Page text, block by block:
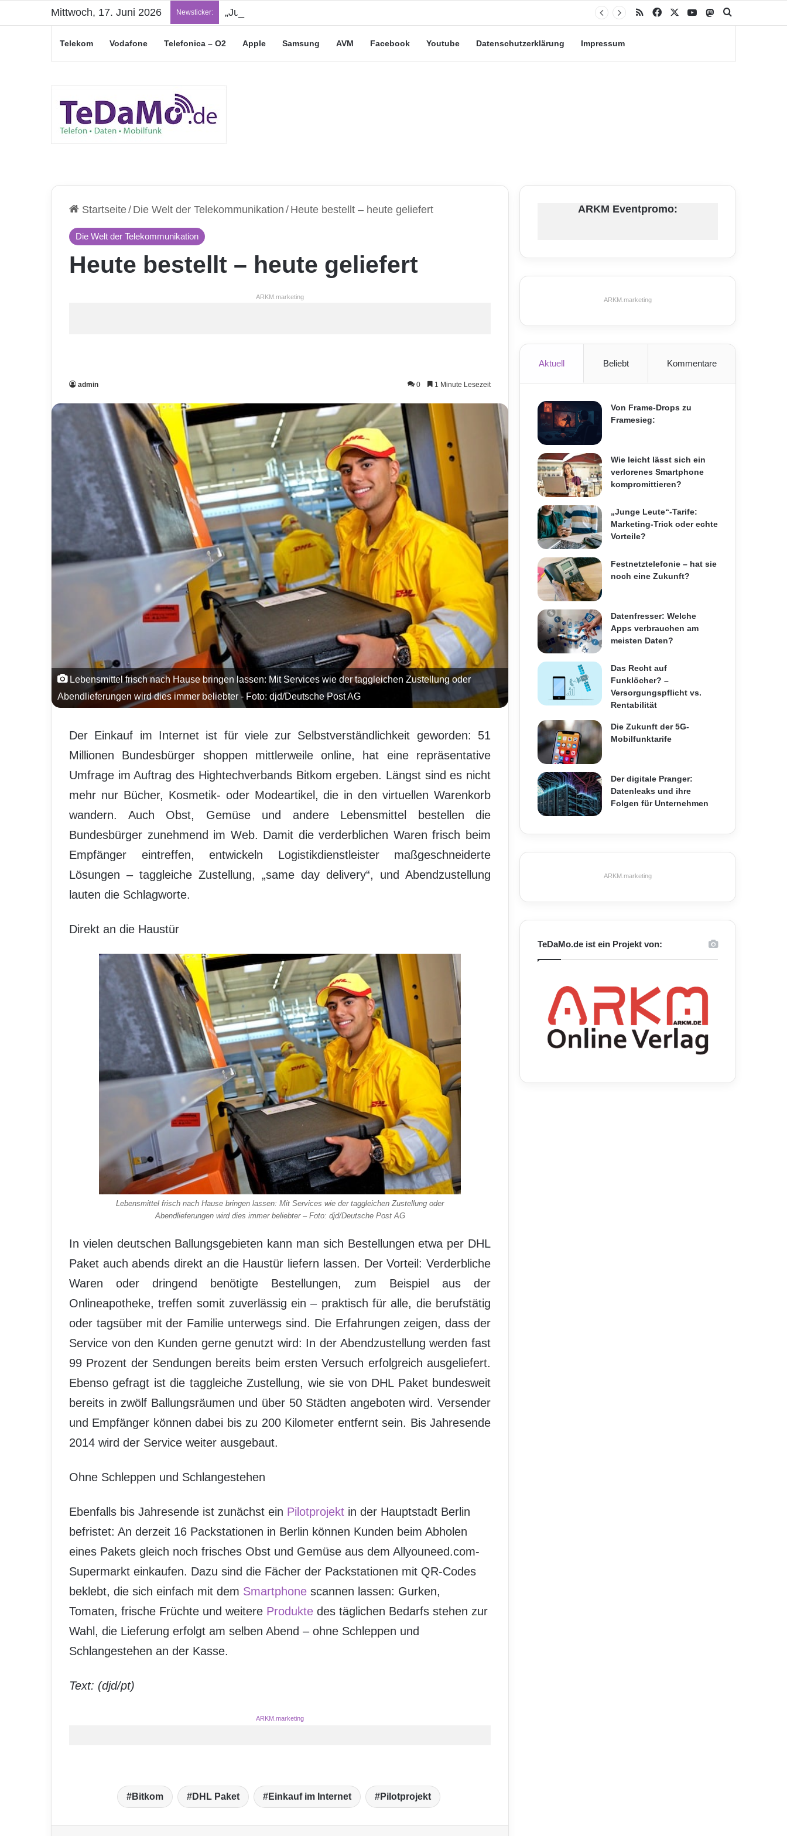
Mittwoch, 17. Juni 2026 Newsticker: „Junge Leute“-Tarife: Marketing-Trick oder echte Vorteile? RSS Facebook YouTubeMastodon
Telekom Vodafone Telefonica – O2 Apple Samsung AVM Facebook Youtube Datenschutzerklärung Impressum
Startseite/ Die Welt der Telekommunikation / Heute bestellt – heute geliefert
Die Welt der Telekommunikation
Heute bestellt – heute geliefert
ARKM.marketing
admin 0 1 Minute Lesezeit
Lebensmittel frisch nach Hause bringen lassen: Mit Services wie der taggleichen Zustellung oder
Abendlieferungen wird dies immer beliebter - Foto: djd/Deutsche Post AG
Der Einkauf im Internet ist für viele zur Selbstverständlichkeit geworden: 51
Millionen Bundesbürger shoppen mittlerweile online, hat eine repräsentative
Umfrage im Auftrag des Hightechverbands Bitkom ergeben. Längst sind es nicht
mehr nur Bücher, Kosmetik- oder Modeartikel, die in den virtuellen Warenkorb
wandern. Auch Obst, Gemüse und andere Lebensmittel bestellen die
Bundesbürger zunehmend im Web. Damit die verderblichen Waren frisch beim
Empfänger eintreffen, entwickeln Logistikdienstleister maßgeschneiderte
Lösungen – taggleiche Zustellung, „same day delivery“, und Abendzustellung
lauten die Schlagworte.
Direkt an die Haustür
Lebensmittel frisch nach Hause bringen lassen: Mit Services wie der taggleichen Zustellung oder
Abendlieferungen wird dies immer beliebter – Foto: djd/Deutsche Post AG
In vielen deutschen Ballungsgebieten kann man sich Bestellungen etwa per DHL
Paket auch abends direkt an die Haustür liefern lassen. Der Vorteil: Verderbliche
Waren oder dringend benötigte Bestellungen, zum Beispiel aus der
Onlineapotheke, treffen somit zuverlässig ein – praktisch für alle, die berufstätig
oder tagsüber mit der Familie unterwegs sind. Die Erfahrungen zeigen, dass der
Service von den Kunden gerne genutzt wird: In der Abendzustellung werden fast
99 Prozent der Sendungen bereits beim ersten Versuch erfolgreich ausgeliefert.
Ebenso gefragt ist die taggleiche Zustellung, wie sie von DHL Paket bundesweit
bereits in zwölf Ballungsräumen und über 50 Städten angeboten wird. Versender
und Empfänger können dabei bis zu 200 Kilometer entfernt sein. Bis Jahresende
2014 wird der Service weiter ausgebaut.
Ohne Schleppen und Schlangestehen
Ebenfalls bis Jahresende ist zunächst ein Pilotprojekt in der Hauptstadt Berlin
befristet: An derzeit 16 Packstationen in Berlin können Kunden beim Abholen
eines Pakets gleich noch frisches Obst und Gemüse aus dem Allyouneed.com-
Supermarkt einkaufen. Dazu sind die Fächer der Packstationen mit QR-Codes
beklebt, die sich einfach mit dem Smartphone scannen lassen: Gurken,
Tomaten, frische Früchte und weitere Produkte des täglichen Bedarfs stehen zur
Wahl, die Lieferung erfolgt am selben Abend – ohne Schleppen und
Schlangestehen an der Kasse.
Text: (djd/pt)
ARKM.marketing
Bitkom DHL Paket Einkauf im Internet Pilotprojekt
ARKM Eventpromo:
ARKM.marketing
Aktuell Beliebt Kommentare
Von Frame-Drops zu
Framesieg:
Wie leicht lässt sich ein
verlorenes Smartphone
kompromittieren?
„Junge Leute“-Tarife:
Marketing-Trick oder echte
Vorteile?
Festnetztelefonie – hat sie
noch eine Zukunft?
Datenfresser: Welche
Apps verbrauchen am
meisten Daten?
Das Recht auf
Funklöcher? –
Versorgungspflicht vs.
Rentabilität
Die Zukunft der 5G-
Mobilfunktarife
Der digitale Pranger:
Datenleaks und ihre
Folgen für Unternehmen
ARKM.marketing
TeDaMo.de ist ein Projekt von: